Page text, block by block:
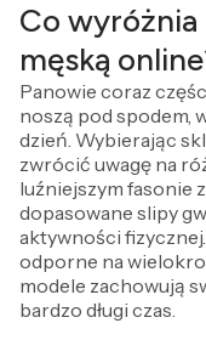
Co wyróżnia
męską
Panowie coraz
noszą pod spodem,
dzień. Wybierając
zwrócić uwagę na
luźniejszym fasonie
dopasowane slipy
aktywności
odporne na
modele zachowują
bardzo długi czas.